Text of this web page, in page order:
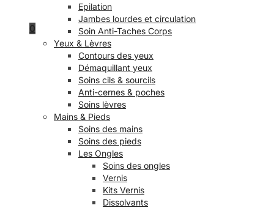
0
Epilation
Jambes lourdes et circulation
Soin Anti-Taches Corps
Yeux & Lèvres
Contours des yeux
Démaquillant yeux
Soins cils & sourcils
Anti-cernes & poches
Soins lèvres
Mains & Pieds
Soins des mains
Soins des pieds
Les Ongles
Soins des ongles
Vernis
Kits Vernis
Dissolvants